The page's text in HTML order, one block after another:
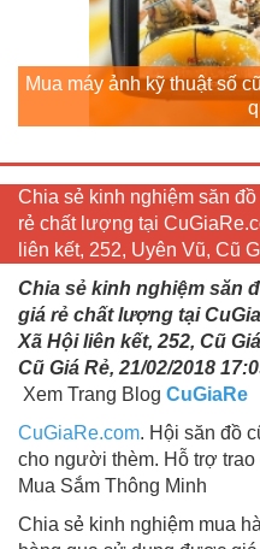
Mua máy ảnh kỹ thuật số
Chia sẻ kinh nghiệm săn
rẻ chất lượng tại
liên kết, 252, Uyên Vũ, Cũ
Chia sẻ kinh nghiệm săn
giá rẻ chất lượng tại
Xã Hội liên kết, 252, Cũ
Cũ Giá Rẻ, 21/02/2018
Xem Trang Blog CuGiaRe
CuGiaRe.com. Hội săn đồ
cho người thèm. Hỗ trợ
Mua Sắm Thông Minh
Chia sẻ kinh nghiệm mua